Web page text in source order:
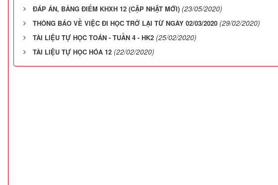
ĐÁP ÁN, BẢNG ĐIỂM KHXH 12 (CẬP NHẬT MỚI) (23/05/2020)
THÔNG BÁO VỀ VIỆC ĐI HỌC TRỞ LẠI TỪ NGÀY 02/03/2020 (29/02/2020)
TÀI LIỆU TỰ HỌC TOÁN - TUẦN 4 - HK2 (25/02/2020)
TÀI LIỆU TỰ HỌC HÓA 12 (22/02/2020)